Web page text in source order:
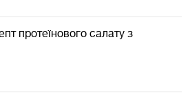
протеїнового салату з